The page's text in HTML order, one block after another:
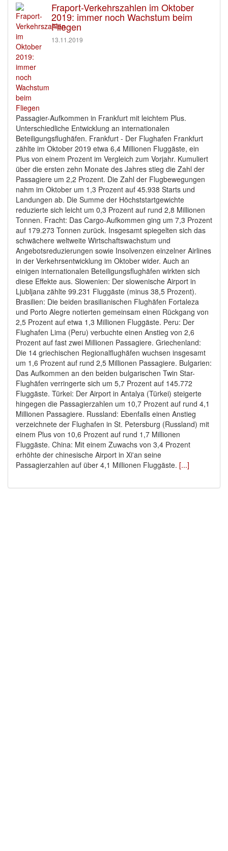
Fraport-Verkehrszahlen im Oktober
2019: immer noch Wachstum beim
Fliegen
13.11.2019
Passagier-Aufkommen in Frankfurt mit leichtem Plus.
Unterschiedliche Entwicklung an internationalen
Beteiligungsflughäfen. Frankfurt - Der Flughafen Frankfurt
zählte im Oktober 2019 etwa 6,4 Millionen Fluggäste, ein
Plus von einem Prozent im Vergleich zum Vorjahr. Kumuliert
über die ersten zehn Monate des Jahres stieg die Zahl der
Passagiere um 2,2 Prozent. Die Zahl der Flugbewegungen
nahm im Oktober um 1,3 Prozent auf 45.938 Starts und
Landungen ab. Die Summe der Höchststartgewichte
reduzierte sich leicht um 0,3 Prozent auf rund 2,8 Millionen
Tonnen. Fracht: Das Cargo-Aufkommen ging um 7,3 Prozent
auf 179.273 Tonnen zurück. Insgesamt spiegelten sich das
schwächere weltweite Wirtschaftswachstum und
Angebotsreduzierungen sowie Insolvenzen einzelner Airlines
in der Verkehrsentwicklung im Oktober wider. Auch an
einigen internationalen Beteiligungsflughäfen wirkten sich
diese Effekte aus. Slowenien: Der slowenische Airport in
Ljubljana zählte 99.231 Fluggäste (minus 38,5 Prozent).
Brasilien: Die beiden brasilianischen Flughäfen Fortaleza
und Porto Alegre notierten gemeinsam einen Rückgang von
2,5 Prozent auf etwa 1,3 Millionen Fluggäste. Peru: Der
Flughafen Lima (Peru) verbuchte einen Anstieg von 2,6
Prozent auf fast zwei Millionen Passagiere. Griechenland:
Die 14 griechischen Regionalflughäfen wuchsen insgesamt
um 1,6 Prozent auf rund 2,5 Millionen Passagiere. Bulgarien:
Das Aufkommen an den beiden bulgarischen Twin Star-
Flughäfen verringerte sich um 5,7 Prozent auf 145.772
Fluggäste. Türkei: Der Airport in Antalya (Türkei) steigerte
hingegen die Passagierzahlen um 10,7 Prozent auf rund 4,1
Millionen Passagiere. Russland: Ebenfalls einen Anstieg
verzeichnete der Flughafen in St. Petersburg (Russland) mit
einem Plus von 10,6 Prozent auf rund 1,7 Millionen
Fluggäste. China: Mit einem Zuwachs von 3,4 Prozent
erhöhte der chinesische Airport in Xi'an seine
Passagierzahlen auf über 4,1 Millionen Fluggäste. [...]